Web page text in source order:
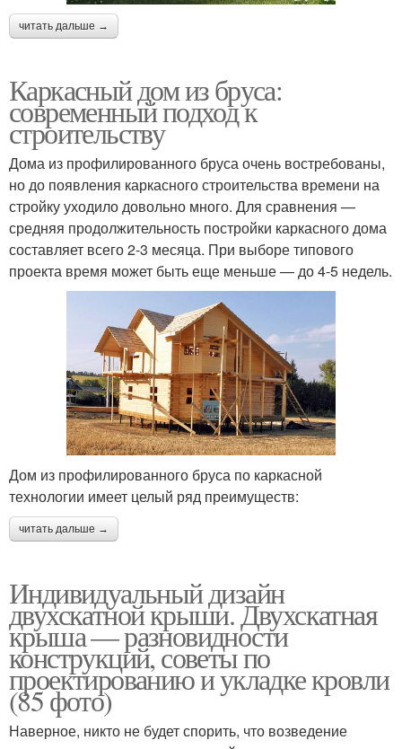
читать дальше →
Каркасный дом из бруса:
современный подход к
строительству
Дома из профилированного бруса очень востребованы,
но до появления каркасного строительства времени на
стройку уходило довольно много. Для сравнения —
средняя продолжительность постройки каркасного дома
составляет всего 2-3 месяца. При выборе типового
проекта время может быть еще меньше — до 4-5 недель.
Дом из профилированного бруса по каркасной
технологии имеет целый ряд преимуществ:
читать дальше →
Индивидуальный дизайн
двухскатной крыши. Двухскатная
крыша — разновидности
конструкций, советы по
проектированию и укладке кровли
(85 фото)
Наверное, никто не будет спорить, что возведение